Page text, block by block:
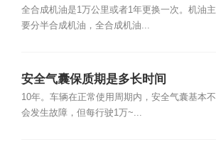
全合成机油是1万公里或者1年更换一次。机油主
要分半合成机油，全合成机油...
安全气囊保质期是多长时间
10年。车辆在正常使用周期内，安全气囊基本不
会发生故障，但每行驶1万~...